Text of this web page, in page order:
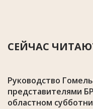
СЕЙЧАС
Руководство
представителями
областном